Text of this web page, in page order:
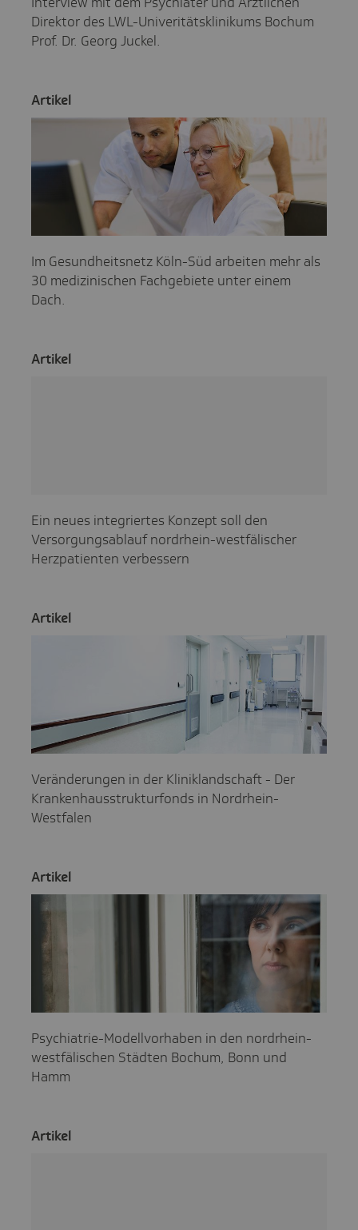
Direktor des LWL-Univeritätsklinikums Bochum
Prof. Dr. Georg Juckel.
Artikel
Im Gesundheitsnetz Köln-Süd arbeiten mehr als
30 medizinischen Fachgebiete unter einem
Dach.
Artikel
Ein neues integriertes Konzept soll den
Versorgungsablauf nordrhein-westfälischer
Herzpatienten verbessern
Artikel
Veränderungen in der Kliniklandschaft - Der
Krankenhausstrukturfonds in Nordrhein-
Westfalen
Artikel
Psychiatrie-Modellvorhaben in den nordrhein-
westfälischen Städten Bochum, Bonn und
Hamm
Artikel